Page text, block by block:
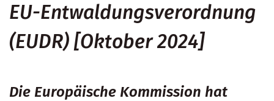
EU-Entwaldungsverordnung
(EUDR) [Oktober 2024]
Die Europäische Kommission hat